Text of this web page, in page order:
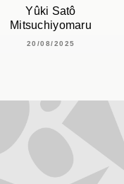
Yûki Satô
Mitsuchiyomaru
20/08/2025